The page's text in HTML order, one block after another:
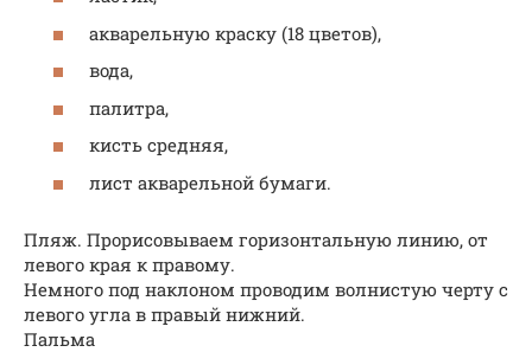
акварельную краску (18 цветов),
вода,
палитра,
кисть средняя,
лист акварельной бумаги.
Пляж. Прорисовываем горизонтальную линию, от
левого края к правому.
Немного под наклоном проводим волнистую черту с
левого угла в правый нижний.
Пальма